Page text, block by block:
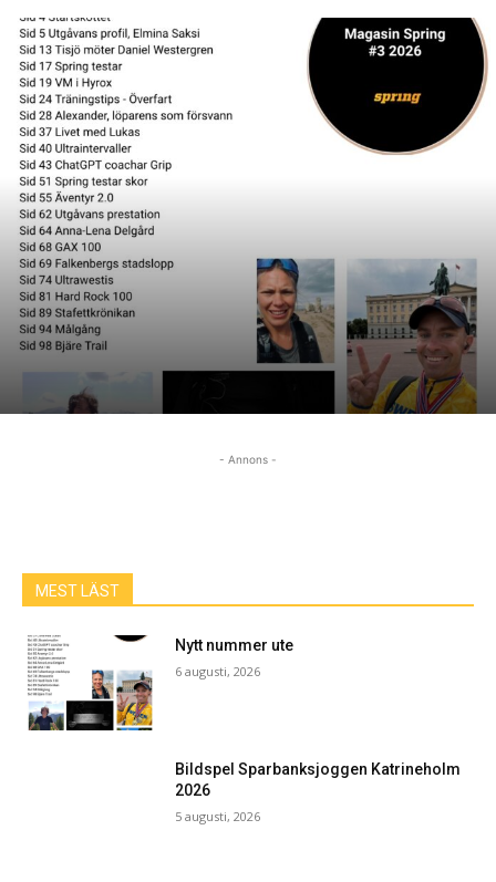
- Annons -
MEST LÄST
Nytt nummer ute
6 augusti, 2026
Bildspel Sparbanksjoggen Katrineholm
2026
5 augusti, 2026